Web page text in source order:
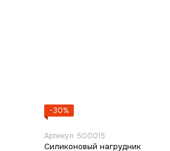
−30%
Артикул: 500015
Силиконовый нагрудник